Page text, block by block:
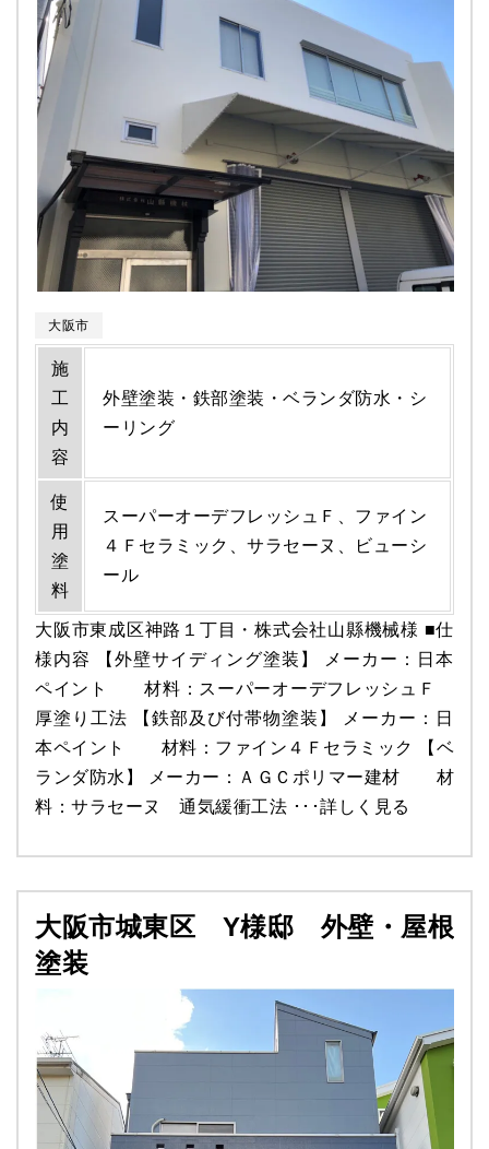
大阪市
施
工
内
容
外壁塗装・鉄部塗装・ベランダ防水・シ
ーリング
使
用
塗
料
スーパーオーデフレッシュＦ、ファイン
４Ｆセラミック、サラセーヌ、ビューシ
ール
大阪市東成区神路１丁目・株式会社山縣機械様 ■仕
様内容 【外壁サイディング塗装】 メーカー：日本
ペイント 材料：スーパーオーデフレッシュＦ
厚塗り工法 【鉄部及び付帯物塗装】 メーカー：日
本ペイント 材料：ファイン４Ｆセラミック 【ベ
ランダ防水】 メーカー：ＡＧＣポリマー建材 材
料：サラセーヌ 通気緩衝工法 ･･･詳しく見る
大阪市城東区 Y様邸 外壁・屋根
塗装